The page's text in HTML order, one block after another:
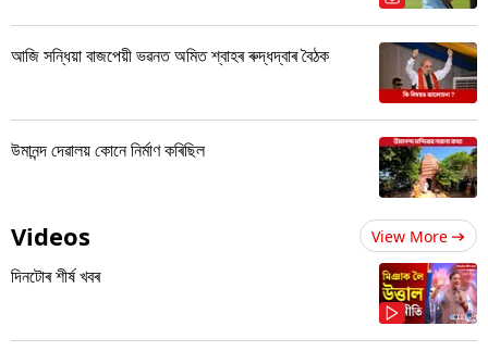
আজি সন্ধিয়া বাজপেয়ী ভৱনত অমিত শ্বাহৰ ৰুদ্ধদ্বাৰ বৈঠক
উমানন্দ দেৱালয় কোনে নিৰ্মাণ কৰিছিল
Videos View More
দিনটোৰ শীৰ্ষ খবৰ